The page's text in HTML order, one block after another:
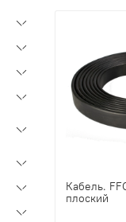
Кабель.
плоский